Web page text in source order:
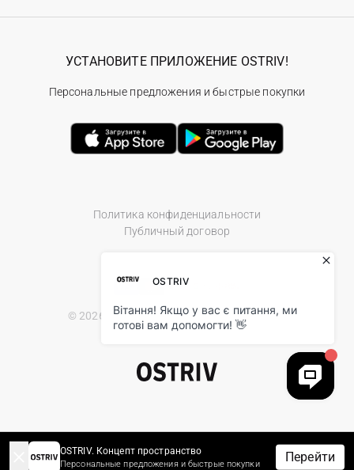
Политика конфиденциальности
Публичный договор
© 2026 Ostriv.ua Store. All Rights Reserved.
УСТАНОВИТЕ ПРИЛОЖЕНИЕ OSTRIV!
Персональные предложения и быстрые покупки
OSTRIV. Концепт пространство
Персональные предложения и быстрые покупки Перейти